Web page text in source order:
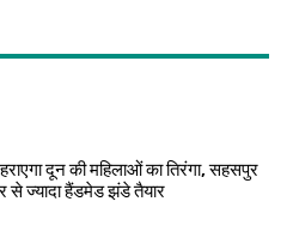
दून की महिलाओं का तिरंगा, सहसपुर
से ज्यादा हैंडमेड झंडे तैयार